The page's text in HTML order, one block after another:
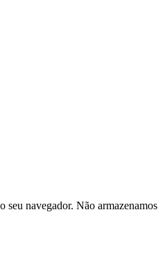
seu navegador. Não armazenamos